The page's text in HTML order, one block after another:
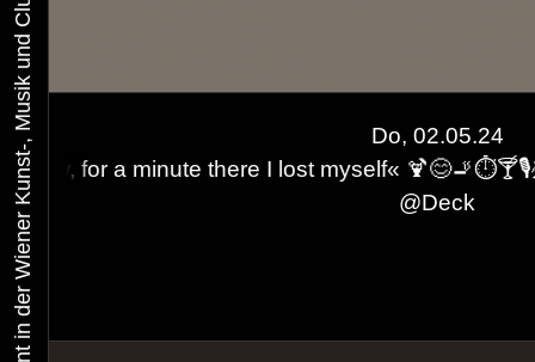
Do, 02.05.24
there I lost myself« 🍹😊🚬⏱️🍸🎙️💃 Summer of
@Deck